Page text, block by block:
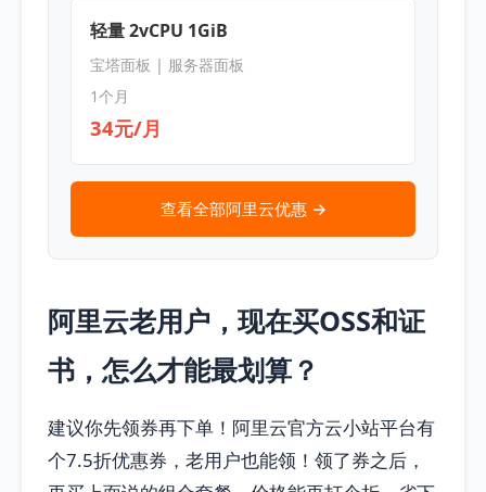
轻量 2vCPU 1GiB
宝塔面板 | 服务器面板
1个月
34元/月
查看全部阿里云优惠 →
阿里云老用户，现在买OSS和证
书，怎么才能最划算？
建议你先领券再下单！阿里云官方云小站平台有
个7.5折优惠券，老用户也能领！领了券之后，